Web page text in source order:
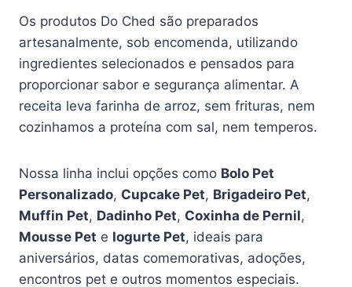
Os produtos Do Ched são preparados
artesanalmente, sob encomenda, utilizando
ingredientes selecionados e pensados para
proporcionar sabor e segurança alimentar. A
receita leva farinha de arroz, sem frituras, nem
cozinhamos a proteína com sal, nem temperos.
Nossa linha inclui opções como Bolo Pet
Personalizado, Cupcake Pet, Brigadeiro Pet,
Muffin Pet, Dadinho Pet, Coxinha de Pernil,
Mousse Pet e Iogurte Pet, ideais para
aniversários, datas comemorativas, adoções,
encontros pet e outros momentos especiais.